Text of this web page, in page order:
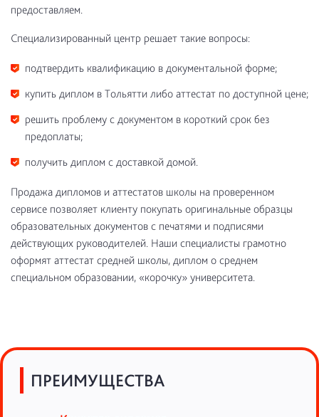
предоставляем.
Специализированный центр решает такие вопросы:
подтвердить квалификацию в документальной форме;
купить диплом в Тольятти либо аттестат по доступной цене;
решить проблему с документом в короткий срок без
предоплаты;
получить диплом с доставкой домой.
Продажа дипломов и аттестатов школы на проверенном
сервисе позволяет клиенту покупать оригинальные образцы
образовательных документов с печатями и подписями
действующих руководителей. Наши специалисты грамотно
оформят аттестат средней школы, диплом о среднем
специальном образовании, «корочку» университета.
ПРЕИМУЩЕСТВА